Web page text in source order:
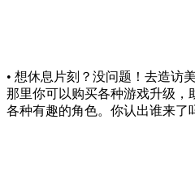
• 想休息片刻？没问题！去造访
那里你可以购买各种游戏升级，
各种有趣的角色。你认出谁来了